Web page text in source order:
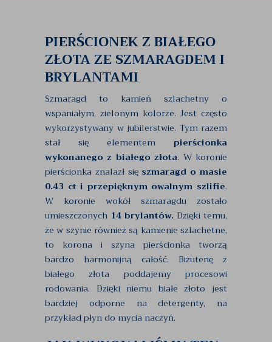
PIERŚCIONEK Z BIAŁEGO
ZŁOTA ZE SZMARAGDEM I
BRYLANTAMI
Szmaragd to kamień szlachetny o
wspaniałym, zielonym kolorze. Jest często
wykorzystywany w jubilerstwie. Tym razem
stał się elementem pierścionka
wykonanego z białego złota. W koronie
pierścionka znalazł się szmaragd o masie
0.43 ct i przepięknym owalnym szlifie.
W koronie wokół szmaragdu zostało
umieszczonych 14 brylantów. Dzięki temu,
że w szynie również są kamienie szlachetne,
to korona i szyna pierścionka tworzą
bardzo harmonijną całość. Biżuterię z
białego złota poddajemy procesowi
rodowania. Dzięki niemu białe złoto jest
bardziej odporne na detergenty, na
przykład płyn do mycia naczyń.